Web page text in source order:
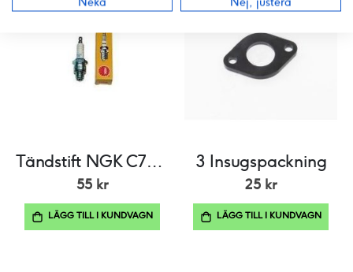
Tändstift NGK C7HSA
55 kr
LÄGG TILL I KUNDVAGN
3 Insugspackning
25 kr
LÄGG TILL I KUNDVAGN